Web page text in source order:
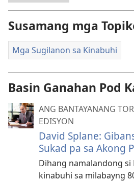
Susamang mga
Mga Sugilanon sa Kinabuhi
Basin Ganahan Pod
ANG BANTAYANANG
EDISYON
David Splane:
Sukad pa sa Akong
Dihang namalandong si
kinabuhi sa milabayng